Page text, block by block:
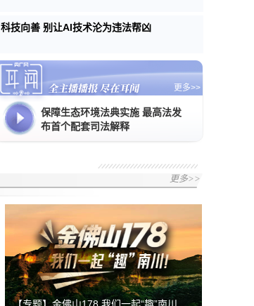
科技向善 别让AI技术沦为违法帮凶
保障生态环境法典实施 最高法发
布首个配套司法解释
更多>>
更多>>